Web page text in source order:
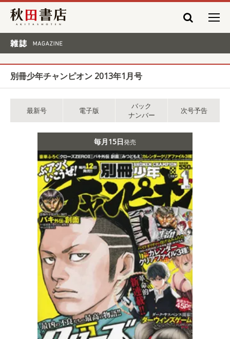
秋田書店
別冊少年チャンピオン 2013年1月号
最新号 電子版
バック
ナンバー
次号予告
毎月15日発売